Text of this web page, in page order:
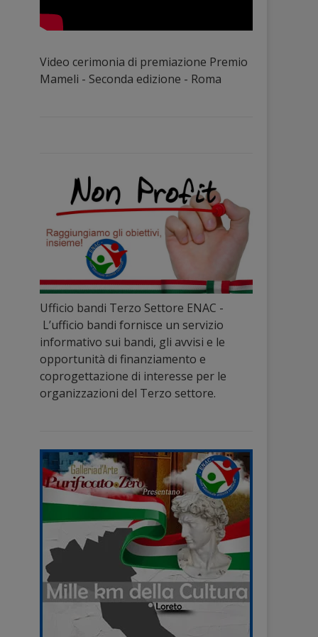
Video cerimonia di premiazione Premio
Mameli - Seconda edizione - Roma
Ufficio bandi Terzo Settore ENAC -
L’ufficio bandi fornisce un servizio
informativo sui bandi, gli avvisi e le
opportunità di finanziamento e
coprogettazione di interesse per le
organizzazioni del Terzo settore.